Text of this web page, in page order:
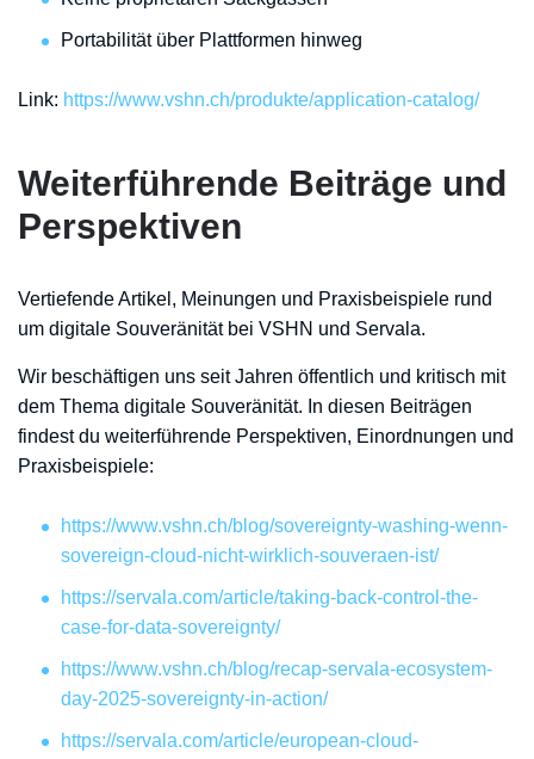
Portabilität über Plattformen hinweg
Link: https://www.vshn.ch/produkte/application-catalog/
Weiterführende Beiträge und
Perspektiven
Vertiefende Artikel, Meinungen und Praxisbeispiele rund
um digitale Souveränität bei VSHN und Servala.
Wir beschäftigen uns seit Jahren öffentlich und kritisch mit
dem Thema digitale Souveränität. In diesen Beiträgen
findest du weiterführende Perspektiven, Einordnungen und
Praxisbeispiele:
https://www.vshn.ch/blog/sovereignty-washing-wenn-
sovereign-cloud-nicht-wirklich-souveraen-ist/
https://servala.com/article/taking-back-control-the-
case-for-data-sovereignty/
https://www.vshn.ch/blog/recap-servala-ecosystem-
day-2025-sovereignty-in-action/
https://servala.com/article/european-cloud-